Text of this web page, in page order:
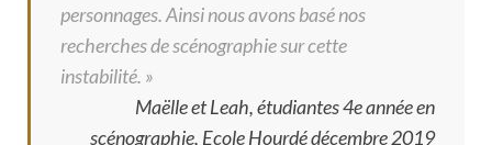
personnages.Ainsi nous avons basé nos
recherches de scénographie sur cette
instabilité. »
Maëlle et Leah, étudiantes 4e année en
scénographie, Ecole Hourdé décembre 2019